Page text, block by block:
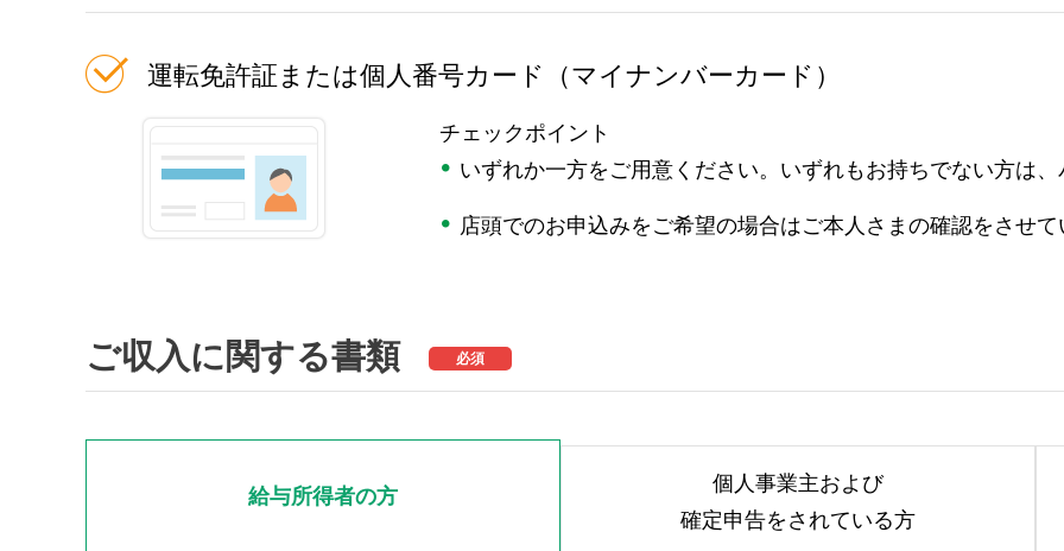
運転免許証または個人番号カード（マイナンバーカード）
チェックポイント
いずれか一方をご用意ください。いずれもお持ちでない方は、
店頭でのお申込みをご希望の場合はご本人さまの確認をさせ
ご収入に関する書類 必須
給与所得者の方
個人事業主および
確定申告をされている方